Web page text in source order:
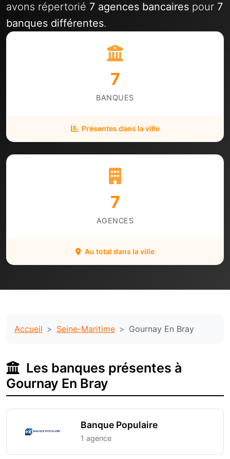
avons répertorié 7 agences bancaires pour 7
banques différentes.
7
BANQUES
Présentes dans la ville
7
AGENCES
Au total dans la ville
Accueil Seine-Maritime Gournay En Bray
Les banques présentes à
Gournay En Bray
Banque Populaire
1 agence